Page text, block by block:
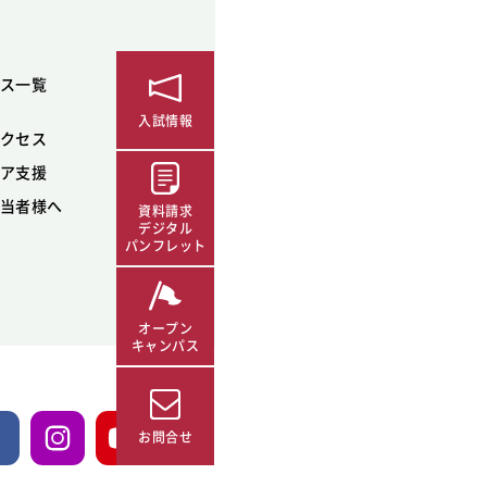
一覧
セス
支援
者様へ
入試情報
資料請求
デジタル
パンフレット
オープン
キャンパス
お問合せ